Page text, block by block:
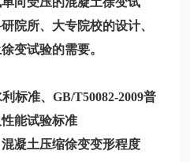
院所、大专院校的设计、
变试验的需要。
标准、GB/T50082-2009普
能试验标准
凝土压缩徐变变形程度